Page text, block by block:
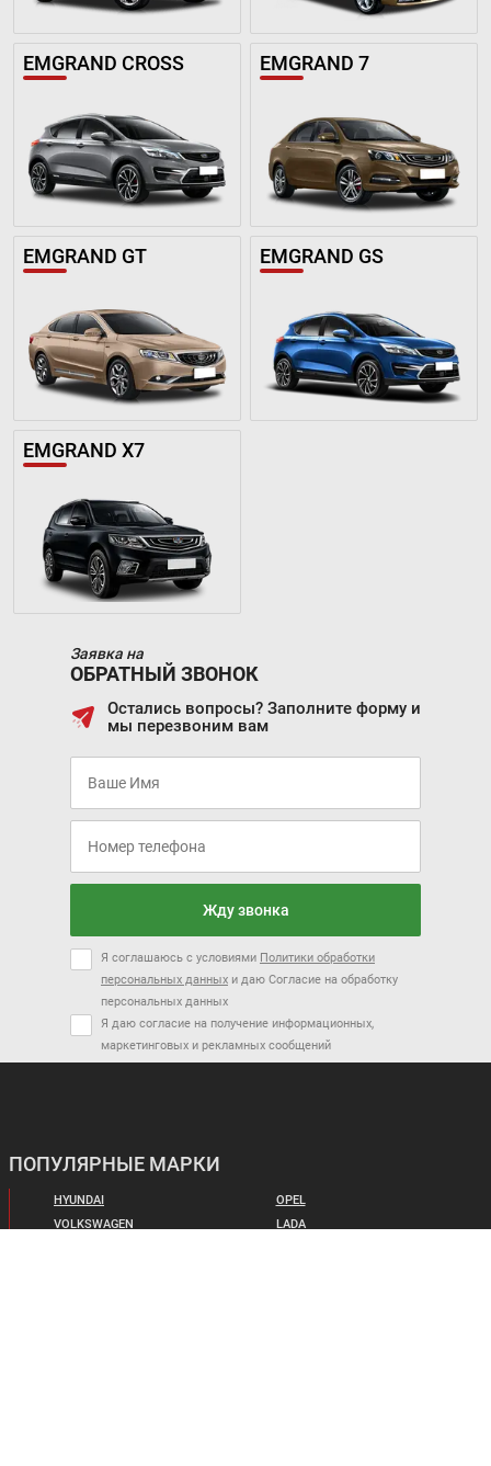
EMGRAND CROSS EMGRAND 7
EMGRAND GT EMGRAND GS
EMGRAND X7
Заявка на
ОБРАТНЫЙ ЗВОНОК
Остались вопросы? Заполните форму и
мы перезвоним вам
Жду звонка
Я соглашаюсь с условиями Политики обработки
персональных данных и даю Согласие на обработку
персональных данных
Я даю согласие на получение информационных,
маркетинговых и рекламных сообщений
ПОПУЛЯРНЫЕ МАРКИ
HYUNDAI
VOLKSWAGEN
OPEL
LADA